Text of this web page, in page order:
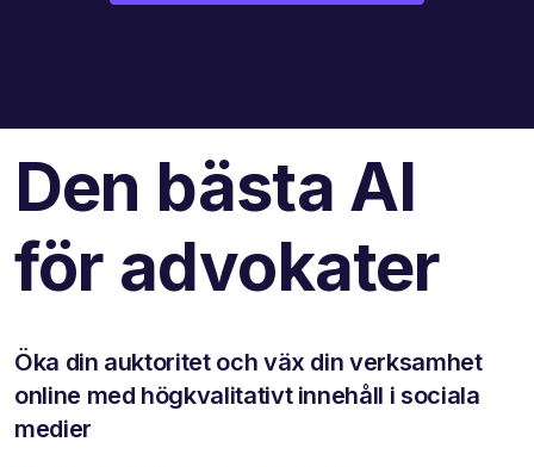
Den bästa AI
för advokater
Öka din auktoritet och väx din verksamhet
online med högkvalitativt innehåll i sociala
medier